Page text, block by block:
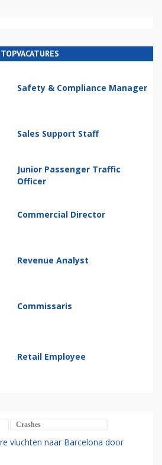
TOPVACATURES
Safety & Compliance Manager
Sales Support Staff
Junior Passenger Traffic
Officer
Commercial Director
Revenue Analyst
Commissaris
Retail Employee
Crashes
vluchten naar Barcelona door